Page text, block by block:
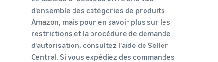
d'ensemble des catégories de produits
Amazon, mais pour en savoir plus sur les
restrictions et la procédure de demande
d'autorisation, consultez l'aide de Seller
Central. Si vous expédiez des commandes